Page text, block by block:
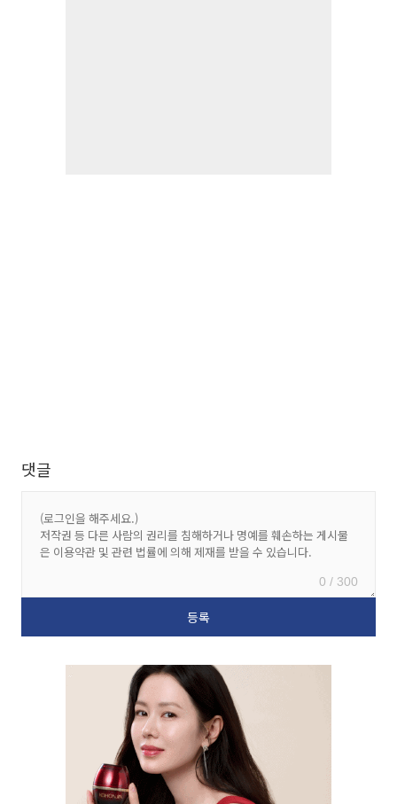
댓글
0 / 300